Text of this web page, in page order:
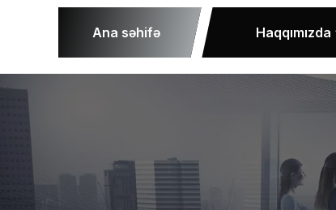
Ana səhifə Haqqımızda